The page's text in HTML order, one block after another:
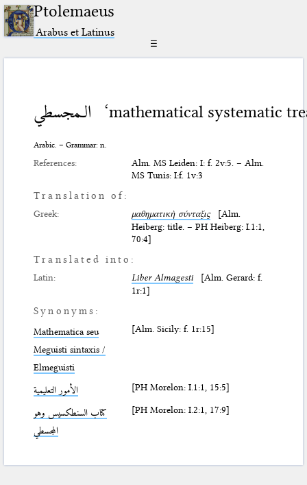
Ptolemaeus
Arabus et Latinus
☰
الـمجسطي ‘mathematical systematic
Arabic. – Grammar: n.
References:
Alm. MS Leiden: I: f. 2v:5. – Alm.
MS Tunis: I:f. 1v:3
Translation of:
Greek: μαθηματικὴ σύνταξις[Alm.
Heiberg: title. – PH Heiberg: I.1:1,
70:4]
Translated into:
Latin: Liber Almagesti [Alm. Gerard: f.
1r:1]
Synonyms:
Mathematica seu
Meguisti sintaxis /
Elmeguisti
[Alm. Sicily: f. 1r:15]
الأمور التعليمية [PH Morelon: I.1:1, 15:5]
كتاب السنطكسيس وهو
المجسطي
[PH Morelon: I.2:1, 17:9]